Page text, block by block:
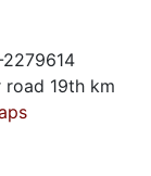
19th km